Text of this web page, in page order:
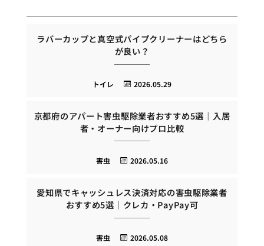
ラバーカップと真空式パイプクリーナーはどちら
が良い？
2026.05.29
トイレ
京都府のアパート害虫駆除業者おすすめ5選｜入居
者・オーナー向けプロ比較
2026.05.16
害虫
愛知県でキャッシュレス決済対応の害虫駆除業者
おすすめ5選｜クレカ・PayPay可
2026.05.08
害虫